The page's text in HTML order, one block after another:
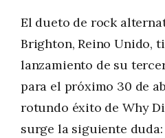
El dueto de rock
Brighton, Reino Unido,
lanzamiento de su
para el próximo 30 de
rotundo éxito de Why
surge la siguiente